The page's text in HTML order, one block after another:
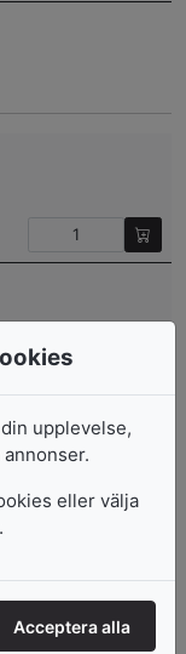
upplevelse,
eller välja
Acceptera alla